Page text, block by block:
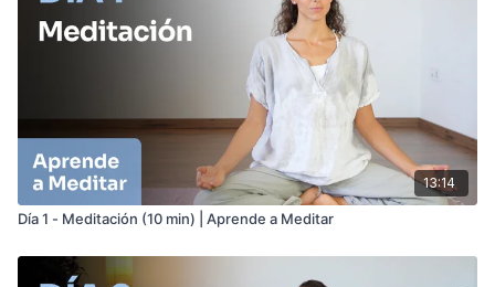
13:14
Día 1 - Meditación (10 min) | Aprende a Meditar